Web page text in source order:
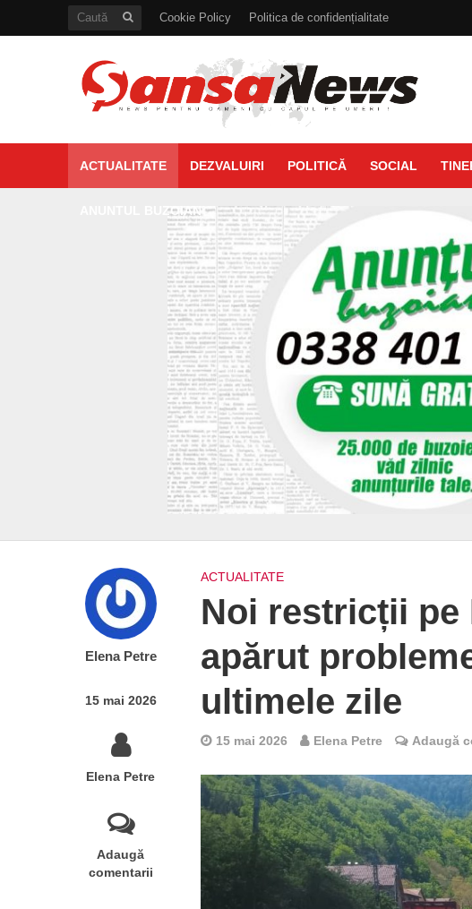
Cookie Policy Politica de confidențialitate
ACTUALITATE DEZVALUIRI POLITICĂ SOCIAL
ANUNTUL BUZOIAN
Elena Petre
15 mai 2026
Elena Petre
Adaugă
comentarii
ACTUALITATE
Noi restricții pe
apărut
ultimele zile
15 mai 2026 Elena Petre Adaugă